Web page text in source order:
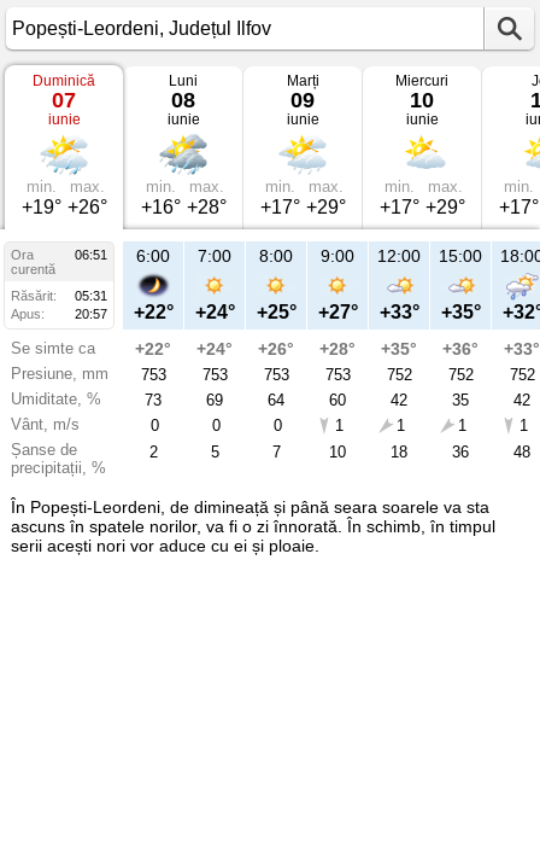
Vremea
Popești-
Leordeni
pe
iunie
2026
Județul
Duminică
07
iunie
min.
+19°
max.
+26°
Luni
08
iunie
min.
+16°
max.
+28°
Marți
09
iunie
min.
+17°
max.
+29°
Miercuri
10
iunie
min.
+17°
max.
+29°
min.
+17°
Ora
06:51
curentă
Răsărit:
05:31
Apus:
20:57
Se simte ca
Presiune, mm
Umiditate, %
Vânt, m/s
Șanse de
precipitații, %
6:00
+22°
+22°
753
73
0
2
7:00
+24°
+24°
753
69
0
5
8:00
+25°
+26°
753
64
0
7
9:00
+27°
+28°
753
60
1
10
12:00
+33°
+35°
752
42
1
18
15:00
+35°
+36°
752
35
1
36
+33°
752
42
1
48
În Popești-Leordeni, de dimineață și până seara soarele va sta
ascuns în spatele norilor, va fi o zi înnorată. În schimb, în timpul
serii acești nori vor aduce cu ei și ploaie.